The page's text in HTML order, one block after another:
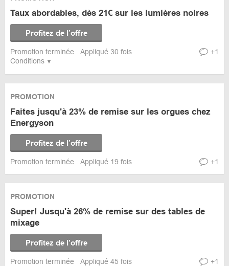
Conditions
Taux abordables, dès 21€ sur les lumières noires
Profitez de l’offre
Promotion terminée Appliqué 30 fois +1
PROMOTION
Faites jusqu'à 23% de remise sur les orgues chez
Energyson
Profitez de l’offre
Promotion terminée Appliqué 19 fois +1
PROMOTION
Super! Jusqu'à 26% de remise sur des tables de
mixage
Profitez de l’offre
Promotion terminée Appliqué 45 fois +1